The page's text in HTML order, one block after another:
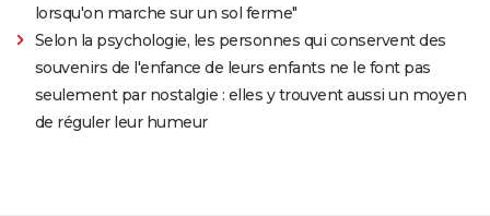
lorsqu'on marche sur un sol ferme"
Selon la psychologie, les personnes qui conservent des
souvenirs de l'enfance de leurs enfants ne le font pas
seulement par nostalgie : elles y trouvent aussi un moyen
de réguler leur humeur